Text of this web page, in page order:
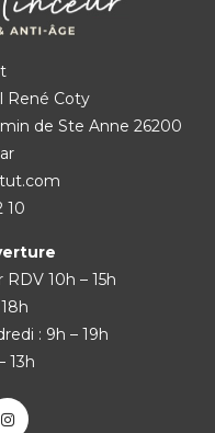
René Coty
de Ste Anne 26200
10
RDV10h – 15h
: 9h – 19h
13h